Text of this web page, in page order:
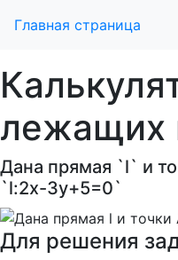
Главная страница
лежащих
Дана прямая `l` и
`l:2x-3y+5=0`
Для решения